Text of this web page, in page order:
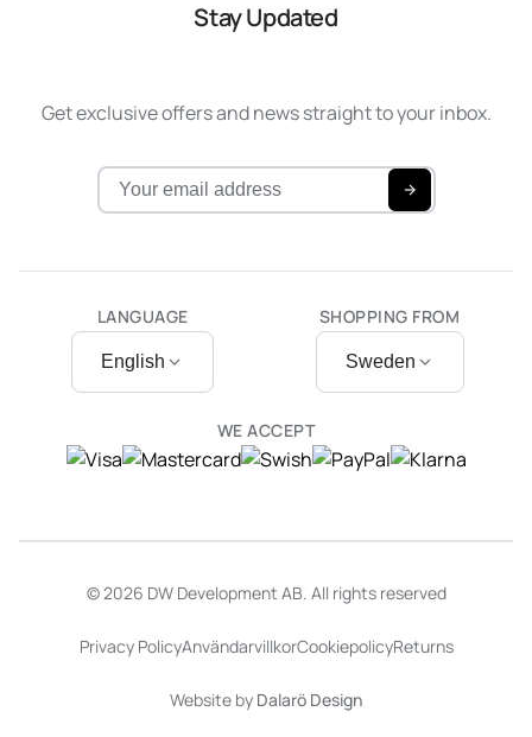
Stay Updated
Get exclusive offers and news straight to your inbox.
LANGUAGE
English
WE ACCEPT
SHOPPING FROM
Sweden
© 2026 DW Development AB. All rights reserved
Privacy PolicyAnvändarvillkorCookiepolicyReturns
Website by Dalarö Design